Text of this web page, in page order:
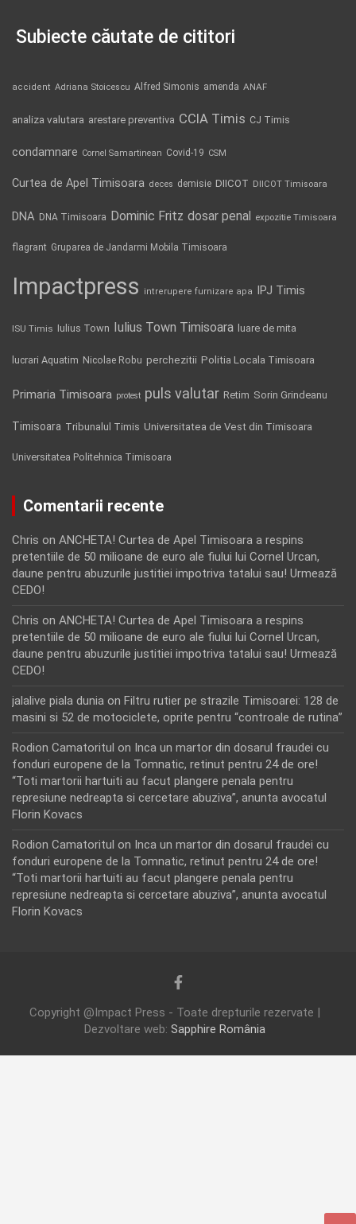
Subiecte căutate de cititori
accident Adriana Stoicescu Alfred Simonis amenda ANAF
analiza valutara arestare preventiva CCIA Timis CJ Timis
condamnare Cornel Samartinean Covid-19 CSM
Curtea de Apel Timisoara deces demisie DIICOT DIICOT Timisoara
DNA DNA Timisoara Dominic Fritz dosar penal expozitie Timisoara
flagrant Gruparea de Jandarmi Mobila Timisoara
Impactpress intrerupere furnizare apa IPJ Timis
ISU Timis Iulius Town Iulius Town Timisoara luare de mita
lucrari Aquatim Nicolae Robu perchezitii Politia Locala Timisoara
Primaria Timisoara protest puls valutar Retim Sorin Grindeanu
Timisoara Tribunalul Timis Universitatea de Vest din Timisoara
Universitatea Politehnica Timisoara
Comentarii recente
Chris on ANCHETA! Curtea de Apel Timisoara a respins
pretentiile de 50 milioane de euro ale fiului lui Cornel Urcan,
daune pentru abuzurile justitiei impotriva tatalui sau! Urmează
CEDO!
Chris on ANCHETA! Curtea de Apel Timisoara a respins
pretentiile de 50 milioane de euro ale fiului lui Cornel Urcan,
daune pentru abuzurile justitiei impotriva tatalui sau! Urmează
CEDO!
jalalive piala dunia on Filtru rutier pe strazile Timisoarei: 128 de
masini si 52 de motociclete, oprite pentru “controale de rutina”
Rodion Camatoritul on Inca un martor din dosarul fraudei cu
fonduri europene de la Tomnatic, retinut pentru 24 de ore!
“Toti martorii hartuiti au facut plangere penala pentru
represiune nedreapta si cercetare abuziva”, anunta avocatul
Florin Kovacs
Rodion Camatoritul on Inca un martor din dosarul fraudei cu
fonduri europene de la Tomnatic, retinut pentru 24 de ore!
“Toti martorii hartuiti au facut plangere penala pentru
represiune nedreapta si cercetare abuziva”, anunta avocatul
Florin Kovacs
Copyright @Impact Press - Toate drepturile rezervate |
Dezvoltare web: Sapphire România